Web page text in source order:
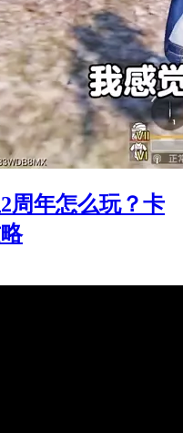
周年怎么玩？卡